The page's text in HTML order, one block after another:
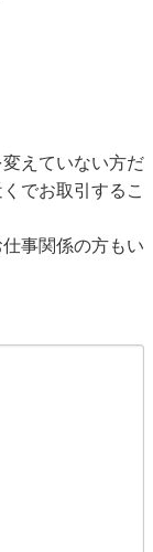
えていない方だ
でお取引するこ
事関係の方もい